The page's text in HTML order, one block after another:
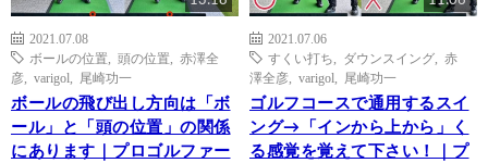
2021.07.08
ボールの位置
頭の位置
赤澤全
彦
varigol 尾崎功一
ボールの飛び出し方向は「ボ
ール」と「頭の位置」の関係
にあります｜プロゴルファー
2021.07.06
すくい打ち
ダウンスイング
赤
澤全彦
varigol 尾崎功一
ゴルフコースで通用するスイ
ング→「インから上から」く
る感覚を覚えて下さい！｜プ